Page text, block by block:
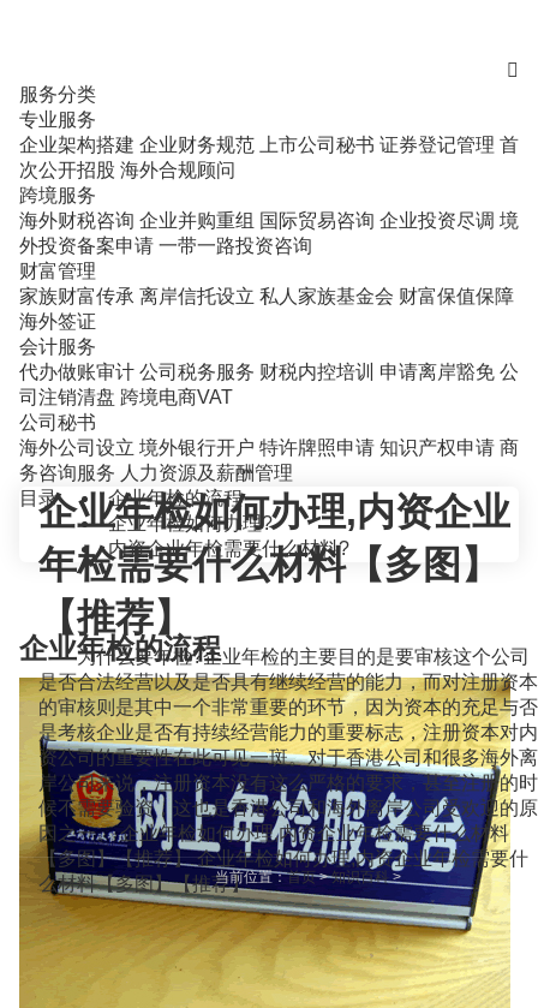

服务分类
专业服务
企业架构搭建 企业财务规范 上市公司秘书 证券登记管理 首
次公开招股 海外合规顾问
跨境服务
海外财税咨询 企业并购重组 国际贸易咨询 企业投资尽调 境
外投资备案申请 一带一路投资咨询
财富管理
家族财富传承 离岸信托设立 私人家族基金会 财富保值保障
海外签证
会计服务
代办做账审计 公司税务服务 财税内控培训 申请离岸豁免 公
司注销清盘 跨境电商VAT
公司秘书
海外公司设立 境外银行开户 特许牌照申请 知识产权申请 商
务咨询服务 人力资源及薪酬管理
当前位置：首页>知识百科>
企业年检如何办理,内资企业
年检需要什么材料【多图】
【推荐】
为什么要年检?企业年检的主要目的是要审核这个公司
是否合法经营以及是否具有继续经营的能力，而对注册资本
的审核则是其中一个非常重要的环节，因为资本的充足与否
是考核企业是否有持续经营能力的重要标志，注册资本对内
资公司的重要性在此可见一斑。对于香港公司和很多海外离
岸公司来说，注册资本没有这么严格的要求，甚至注册的时
候不需要验资，这也是香港公司和海外离岸公司受欢迎的原
因之一。 企业年检如何办理,内资企业年检需要什么材料
【多图】【推荐】 企业年检如何办理,内资企业年检需要什
么材料【多图】【推荐】
目录
企业年检的流程
企业年检如何办理?
内资企业年检需要什么材料?
企业年检的流程